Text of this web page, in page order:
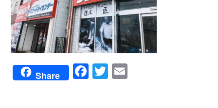
Share Facebook
Twitter